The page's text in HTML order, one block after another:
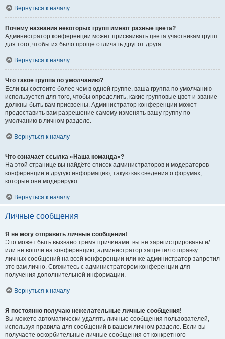
Вернуться к началу
Почему названия некоторых групп имеют разные цвета?
Администратор конференции может присваивать цвета участникам групп
для того, чтобы их было проще отличать друг от друга.
Вернуться к началу
Что такое группа по умолчанию?
Если вы состоите более чем в одной группе, ваша группа по умолчанию
используется для того, чтобы определить, какие групповые цвет и звание
должны быть вам присвоены. Администратор конференции может
предоставить вам разрешение самому изменять вашу группу по
умолчанию в личном разделе.
Вернуться к началу
Что означает ссылка «Наша команда»?
На этой странице вы найдёте список администраторов и модераторов
конференции и другую информацию, такую как сведения о форумах,
которые они модерируют.
Вернуться к началу
Личные сообщения
Я не могу отправить личные сообщения!
Это может быть вызвано тремя причинами: вы не зарегистрированы и/
или не вошли на конференцию, администратор запретил отправку
личных сообщений на всей конференции или же администратор запретил
это вам лично. Свяжитесь с администратором конференции для
получения дополнительной информации.
Вернуться к началу
Я постоянно получаю нежелательные личные сообщения!
Вы можете автоматически удалять личные сообщения пользователей,
используя правила для сообщений в вашем личном разделе. Если вы
получаете оскорбительные личные сообщения от конкретного